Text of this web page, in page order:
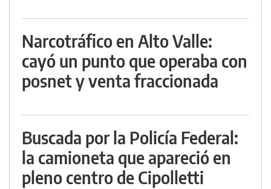
Narcotráfico en Alto Valle:
cayó un punto que operaba con
posnet y venta fraccionada
Buscada por la Policía Federal:
la camioneta que apareció en
pleno centro de Cipolletti